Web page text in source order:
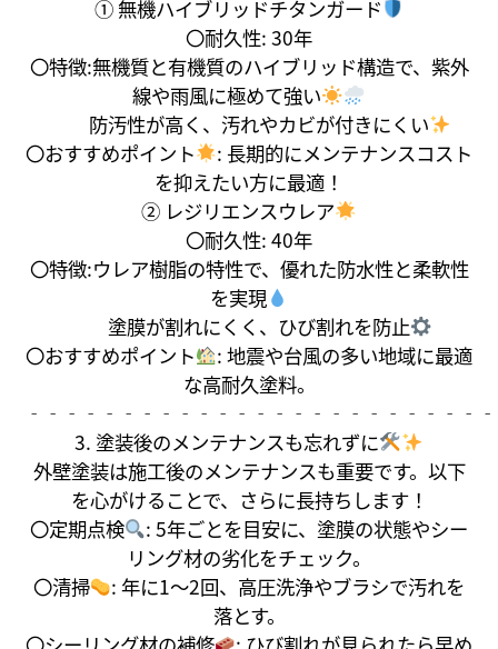
① 無機ハイブリッドチタンガード
〇耐久性: 30年
〇特徴:無機質と有機質のハイブリッド構造で、紫外
線や雨風に極めて強い
防汚性が高く、汚れやカビが付きにくい
〇おすすめポイント
: 長期的にメンテナンスコスト
を抑えたい方に最適！
② レジリエンスウレア
〇耐久性: 40年
〇特徴:ウレア樹脂の特性で、優れた防水性と柔軟性
を実現
塗膜が割れにくく、ひび割れを防止
〇おすすめポイント
: 地震や台風の多い地域に最適
な高耐久塗料。
3. 塗装後のメンテナンスも忘れずに
外壁塗装は施工後のメンテナンスも重要です。以下
を心がけることで、さらに長持ちします！
〇定期点検
: 5年ごとを目安に、塗膜の状態やシー
リング材の劣化をチェック。
〇清掃
: 年に1～2回、高圧洗浄やブラシで汚れを
落とす。